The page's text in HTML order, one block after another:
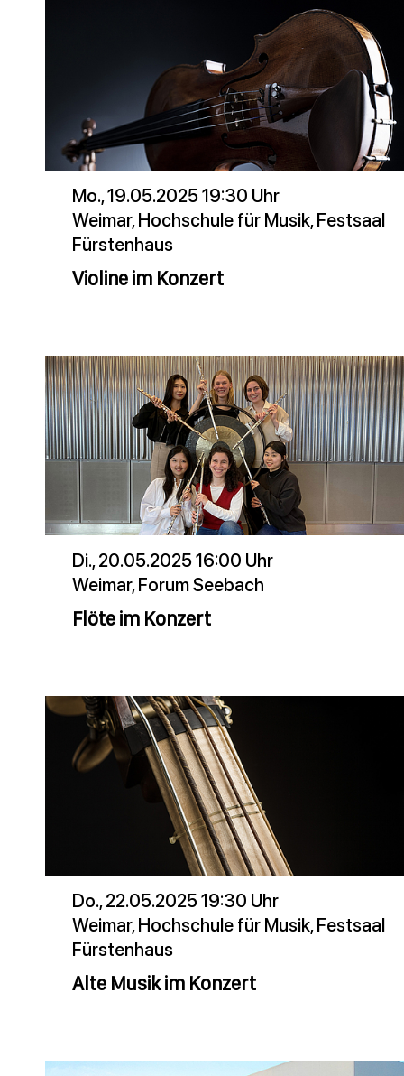
Mo., 19.05.2025 19:30 Uhr
Weimar, Hochschule für Musik, Festsaal
Fürstenhaus
Violine im Konzert
Di., 20.05.2025 16:00 Uhr
Weimar, Forum Seebach
Flöte im Konzert
Do., 22.05.2025 19:30 Uhr
Weimar, Hochschule für Musik, Festsaal
Fürstenhaus
Alte Musik im Konzert